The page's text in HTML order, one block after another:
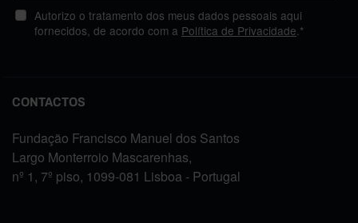
Autorizo o tratamento dos meus dados pessoais aqui
fornecidos, de acordo com a Política de Privacidade .*
CONTACTOS
Fundação Francisco Manuel dos Santos
Largo Monterroio Mascarenhas,
nº 1, 7º piso, 1099-081 Lisboa - Portugal